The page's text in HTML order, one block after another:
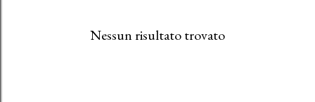
Nessun risultato trovato